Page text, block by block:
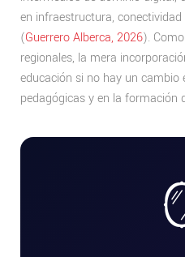
en infraestructura,
(Guerrero Alberca, 2026).
regionales, la mera
educación si no hay un
pedagógicas y en la formación